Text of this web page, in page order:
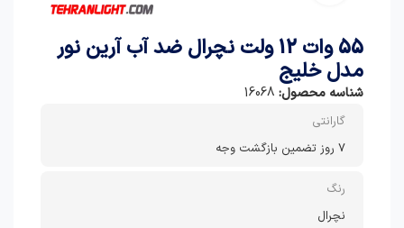
55 وات 12 ولت نچرال ضد آب آرین نور
مدل خلیج
شناسه محصول: 16068
گارانتی
7 روز تضمین بازگشت وجه
رنگ
نچرال